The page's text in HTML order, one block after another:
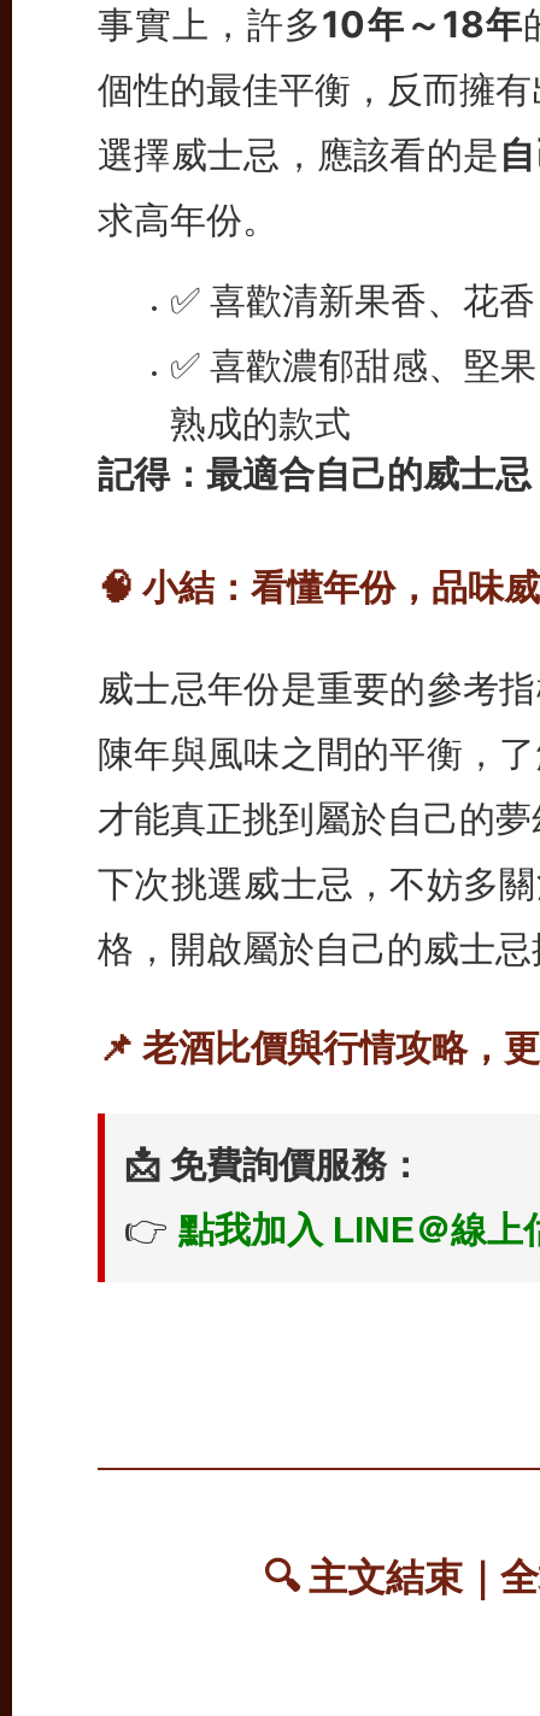
事實上，許多10年～18年
個性的最佳平衡，反而擁
選擇威士忌，應該看的是
求高年份。
✅ 喜歡清新果香、花
✅ 喜歡濃郁甜感、堅
熟成的款式
記得：最適合自己的威士
🧠 小結：看懂年份，品味
威士忌年份是重要的參考
陳年與風味之間的平衡，
才能真正挑到屬於自己的
下次挑選威士忌，不妨多
格，開啟屬於自己的威士
📌 老酒比價與行情攻略，
📩 免費詢價服務：
👉 點我加入 LINE＠線上
🔍 主文結束｜